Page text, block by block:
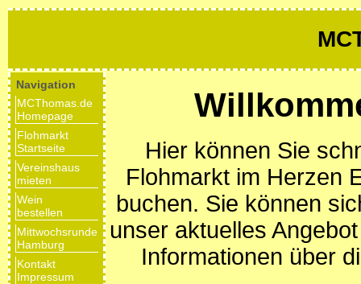
Navigation
MCThomas.de
Homepage
Flohmarkt
Startseite
Vereinshaus
mieten
Wein
bestellen
Mittwochsrunde
Hamburg
Kontakt
Impressum
Hier können Sie
Flohmarkt im Herzen
buchen. Sie können
unser aktuelles
Informationen über